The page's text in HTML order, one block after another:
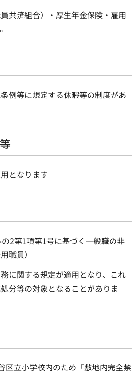
共済組合）・厚生年金保険・雇用
例等に規定する休暇等の制度があ
となります
2第1項第1号に基づく一般職の非
職員）
に関する規定が適用となり、これ
分等の対象となることがありま
区立小学校内のため「敷地内完全禁